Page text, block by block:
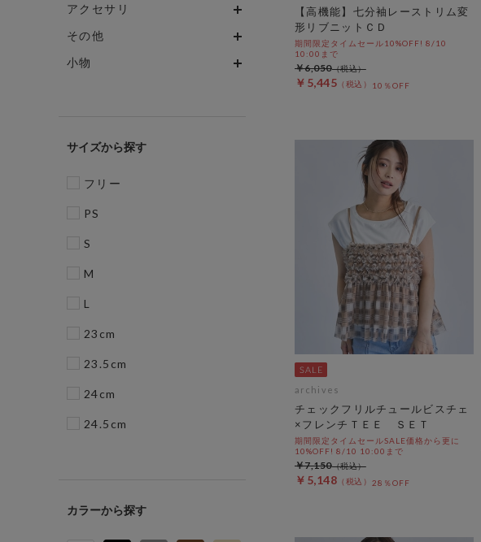
アクセサリ
その他
小物
サイズ
フリー
PS
S
M
L
23cm
23.5cm
24cm
24.5cm
カラー
【高機能】七分袖レーストリム変
形リブニットＣＤ
期間限定タイムセール10%OFF! 8/10
10:00まで
￥5,445 10％OFF
￥6,050
archives
チェックフリルチュールビスチェ
×フレンチＴＥＥ ＳＥＴ
期間限定タイムセールSALE価格から更に
10%OFF! 8/10 10:00まで
￥5,148 28％OFF
￥7,150